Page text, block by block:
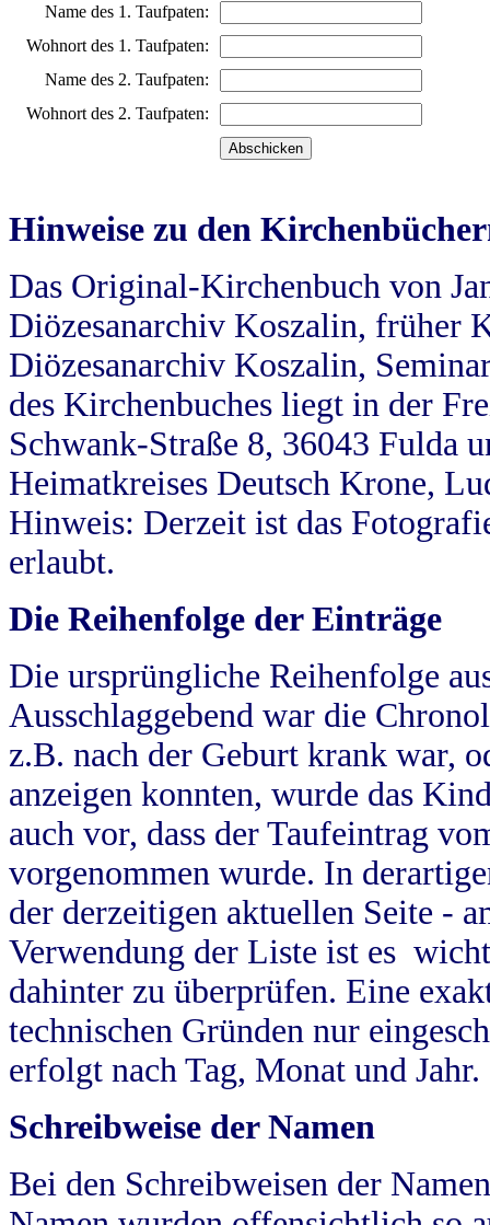
Name des 1. Taufpaten:
Wohnort des 1. Taufpaten:
Name des 2. Taufpaten:
Wohnort des 2. Taufpaten:
Hinweise zu den
Das Original-Kirchenbuch von
Diözesanarchiv Koszalin, früher
Diözesanarchiv Koszalin,
des Kirchenbuches liegt in der
Schwank-Straße 8, 36043 Fulda
Heimatkreises Deutsch Krone,
Hinweis: Derzeit ist das
erlaubt.
Die Reihenfolge der Einträge
Die ursprüngliche Reihenfolge
Ausschlaggebend war die
z.B. nach der Geburt krank war,
anzeigen konnten, wurde das
auch vor, dass der Taufeintrag
vorgenommen wurde. In
der derzeitigen aktuellen Seite -
Verwendung der Liste ist es
dahinter zu überprüfen. Eine
technischen Gründen nur
erfolgt nach Tag, Monat und Jahr.
Schreibweise der Namen
Bei den Schreibweisen der